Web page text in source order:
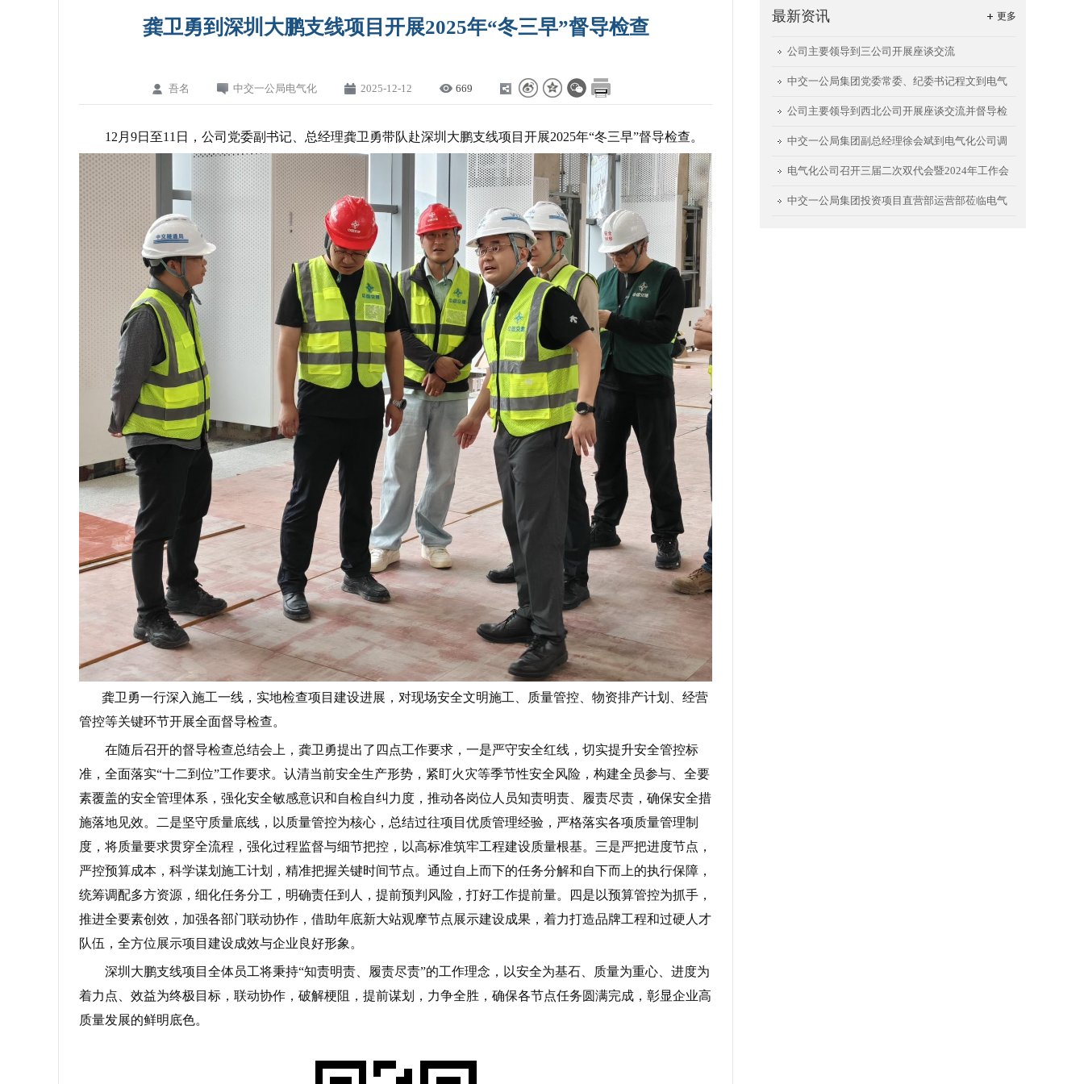
龚卫勇到深圳大鹏支线项目开展2025年“冬三早”督导检查
吾名 中交一公局电气化 2025-12-12 669
12月9日至11日，公司党委副书记、总经理龚卫勇带队赴深圳大鹏支线项目开展2025年“冬三早”督导检查。
龚卫勇一行深入施工一线，实地检查项目建设进展，对现场安全文明施工、质量管控、物资排产计划、经营
管控等关键环节开展全面督导检查。
在随后召开的督导检查总结会上，龚卫勇提出了四点工作要求，一是严守安全红线，切实提升安全管控标
准，全面落实“十二到位”工作要求。认清当前安全生产形势，紧盯火灾等季节性安全风险，构建全员参与、全要
素覆盖的安全管理体系，强化安全敏感意识和自检自纠力度，推动各岗位人员知责明责、履责尽责，确保安全措
施落地见效。二是坚守质量底线，以质量管控为核心，总结过往项目优质管理经验，严格落实各项质量管理制
度，将质量要求贯穿全流程，强化过程监督与细节把控，以高标准筑牢工程建设质量根基。三是严把进度节点，
严控预算成本，科学谋划施工计划，精准把握关键时间节点。通过自上而下的任务分解和自下而上的执行保障，
统筹调配多方资源，细化任务分工，明确责任到人，提前预判风险，打好工作提前量。四是以预算管控为抓手，
推进全要素创效，加强各部门联动协作，借助年底新大站观摩节点展示建设成果，着力打造品牌工程和过硬人才
队伍，全方位展示项目建设成效与企业良好形象。
深圳大鹏支线项目全体员工将秉持“知责明责、履责尽责”的工作理念，以安全为基石、质量为重心、进度为
着力点、效益为终极目标，联动协作，破解梗阻，提前谋划，力争全胜，确保各节点任务圆满完成，彰显企业高
质量发展的鲜明底色。
更多
最新资讯
公司主要领导到三公司开展座谈交流
中交一公局集团党委常委、纪委书记程文到电气
化公司调研指导
公司主要领导到西北公司开展座谈交流并督导检
查西安航天城项目
中交一公局集团副总经理徐会斌到电气化公司调
研指导工作
电气化公司召开三届二次双代会暨2024年工作会
中交一公局集团投资项目直营部运营部莅临电气